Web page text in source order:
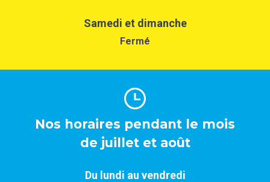
Samedi et dimanche
Fermé
Nos horaires pendant le mois
de juillet et août
Du lundi au vendredi